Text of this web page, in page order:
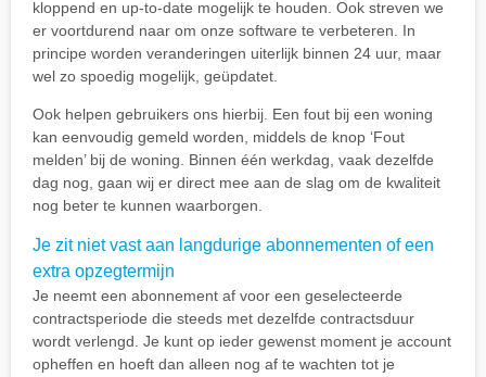
kloppend en up-to-date mogelijk te houden. Ook streven we
er voortdurend naar om onze software te verbeteren. In
principe worden veranderingen uiterlijk binnen 24 uur, maar
wel zo spoedig mogelijk, geüpdatet.
Ook helpen gebruikers ons hierbij. Een fout bij een woning
kan eenvoudig gemeld worden, middels de knop ‘Fout
melden’ bij de woning. Binnen één werkdag, vaak dezelfde
dag nog, gaan wij er direct mee aan de slag om de kwaliteit
nog beter te kunnen waarborgen.
Je zit niet vast aan langdurige abonnementen of een
extra opzegtermijn
Je neemt een abonnement af voor een geselecteerde
contractsperiode die steeds met dezelfde contractsduur
wordt verlengd. Je kunt op ieder gewenst moment je account
opheffen en hoeft dan alleen nog af te wachten tot je